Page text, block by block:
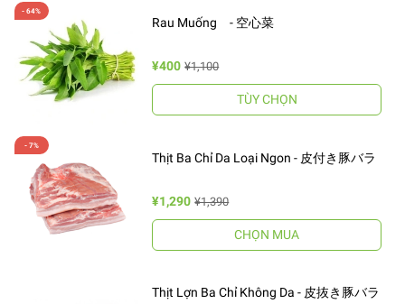
Rau Muống - 空心菜
¥400 ¥1,100
TÙY CHỌN
Thịt Ba Chỉ Da Loại Ngon - 皮付き豚バラ
¥1,290 ¥1,390
CHỌN MUA
Thịt Lợn Ba Chỉ Không Da - 皮抜き豚バラ